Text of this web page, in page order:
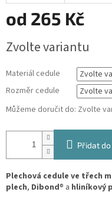
od 265 Kč
cena:
Zvolte variantu
Materiál cedule
Rozměr cedule
Můžeme doručit do: Zvolte
Přidat
Plechová cedule ve třech
plech, Dibond® a hliníkový